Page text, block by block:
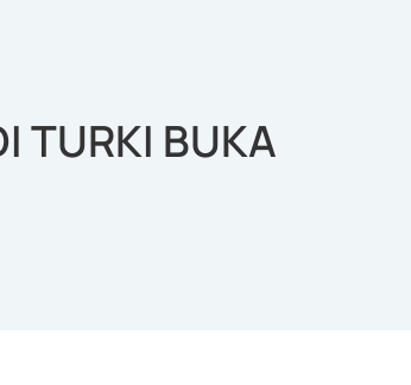
TURKI BUKA